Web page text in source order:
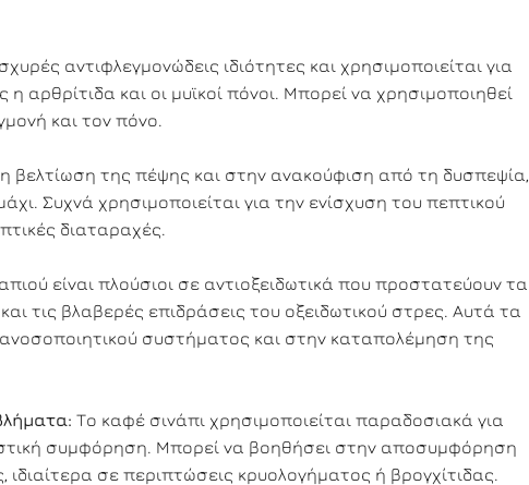
αντιφλεγμονώδεις ιδιότητες και χρησιμοποιείται για
και οι μυϊκοί πόνοι. Μπορεί να χρησιμοποιηθεί
και τον πόνο.
βελτίωση της πέψης και στην ανακούφιση από τη δυσπεψία,
Συχνά χρησιμοποιείται για την ενίσχυση του πεπτικού
διαταραχές.
είναι πλούσιοι σε αντιοξειδωτικά που προστατεύουν τα
τις βλαβερές επιδράσεις του οξειδωτικού στρες. Αυτά τα
συστήματος και στην καταπολέμηση της
Το καφέ σινάπι χρησιμοποιείται παραδοσιακά για
συμφόρηση. Μπορεί να βοηθήσει στην αποσυμφόρηση
σε περιπτώσεις κρυολογήματος ή βρογχίτιδας.